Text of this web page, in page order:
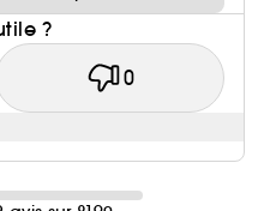
?
0